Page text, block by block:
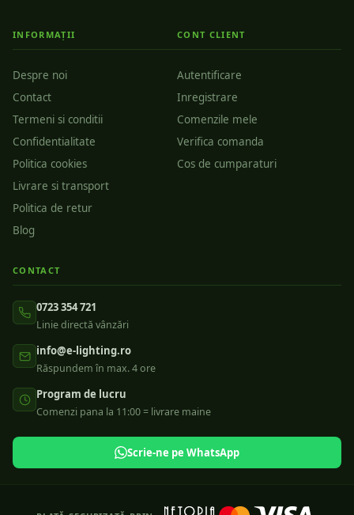
INFORMAȚII
Despre noi
Contact
Termeni si conditii
Confidentialitate
Politica cookies
Livrare si transport
Politica de retur
Blog
CONT CLIENT
Autentificare
Inregistrare
Comenzile mele
Verifica comanda
Cos de cumparaturi
CONTACT
0723 354 721
Linie directă vânzări
info@e-lighting.ro
Răspundem în max. 4 ore
Program de lucru
Comenzi pana la 11:00 = livrare maine
Scrie-ne pe WhatsApp